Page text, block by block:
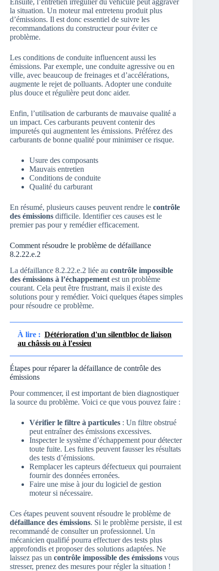
Ensuite, l’entretien irrégulier du véhicule peut aggraver
la situation. Un moteur mal entretenu produit plus
d’émissions. Il est donc essentiel de suivre les
recommandations du constructeur pour éviter ce
problème.
Les conditions de conduite influencent aussi les
émissions. Par exemple, une conduite agressive ou en
ville, avec beaucoup de freinages et d’accélérations,
augmente le rejet de polluants. Adopter une conduite
plus douce et régulière peut donc aider.
Enfin, l’utilisation de carburants de mauvaise qualité a
un impact. Ces carburants peuvent contenir des
impuretés qui augmentent les émissions. Préférez des
carburants de bonne qualité pour minimiser ce risque.
Usure des composants
Mauvais entretien
Conditions de conduite
Qualité du carburant
En résumé, plusieurs causes peuvent rendre le contrôle
des émissions difficile. Identifier ces causes est le
premier pas pour y remédier efficacement.
Comment résoudre le problème de défaillance
8.2.22.e.2
La défaillance 8.2.22.e.2 liée au contrôle impossible
des émissions à l’échappement est un problème
courant. Cela peut être frustrant, mais il existe des
solutions pour y remédier. Voici quelques étapes simples
pour résoudre ce problème.
À lire : Détérioration d'un silentbloc de liaison
au châssis ou à l'essieu
Étapes pour réparer la défaillance de contrôle des
émissions
Pour commencer, il est important de bien diagnostiquer
la source du problème. Voici ce que vous pouvez faire :
Vérifier le filtre à particules : Un filtre obstrué
peut entraîner des émissions excessives.
Inspecter le système d’échappement pour détecter
toute fuite. Les fuites peuvent fausser les résultats
des tests d’émissions.
Remplacer les capteurs défectueux qui pourraient
fournir des données erronées.
Faire une mise à jour du logiciel de gestion
moteur si nécessaire.
Ces étapes peuvent souvent résoudre le problème de
défaillance des émissions. Si le problème persiste, il est
recommandé de consulter un professionnel. Un
mécanicien qualifié pourra effectuer des tests plus
approfondis et proposer des solutions adaptées. Ne
laissez pas un contrôle impossible des émissions vous
stresser, prenez des mesures pour régler la situation !